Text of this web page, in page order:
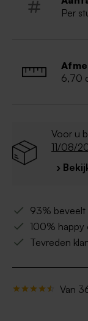
Per
6,70
Voor u
11/08/
›
93% beveelt
100% happy
Tevreden
Van